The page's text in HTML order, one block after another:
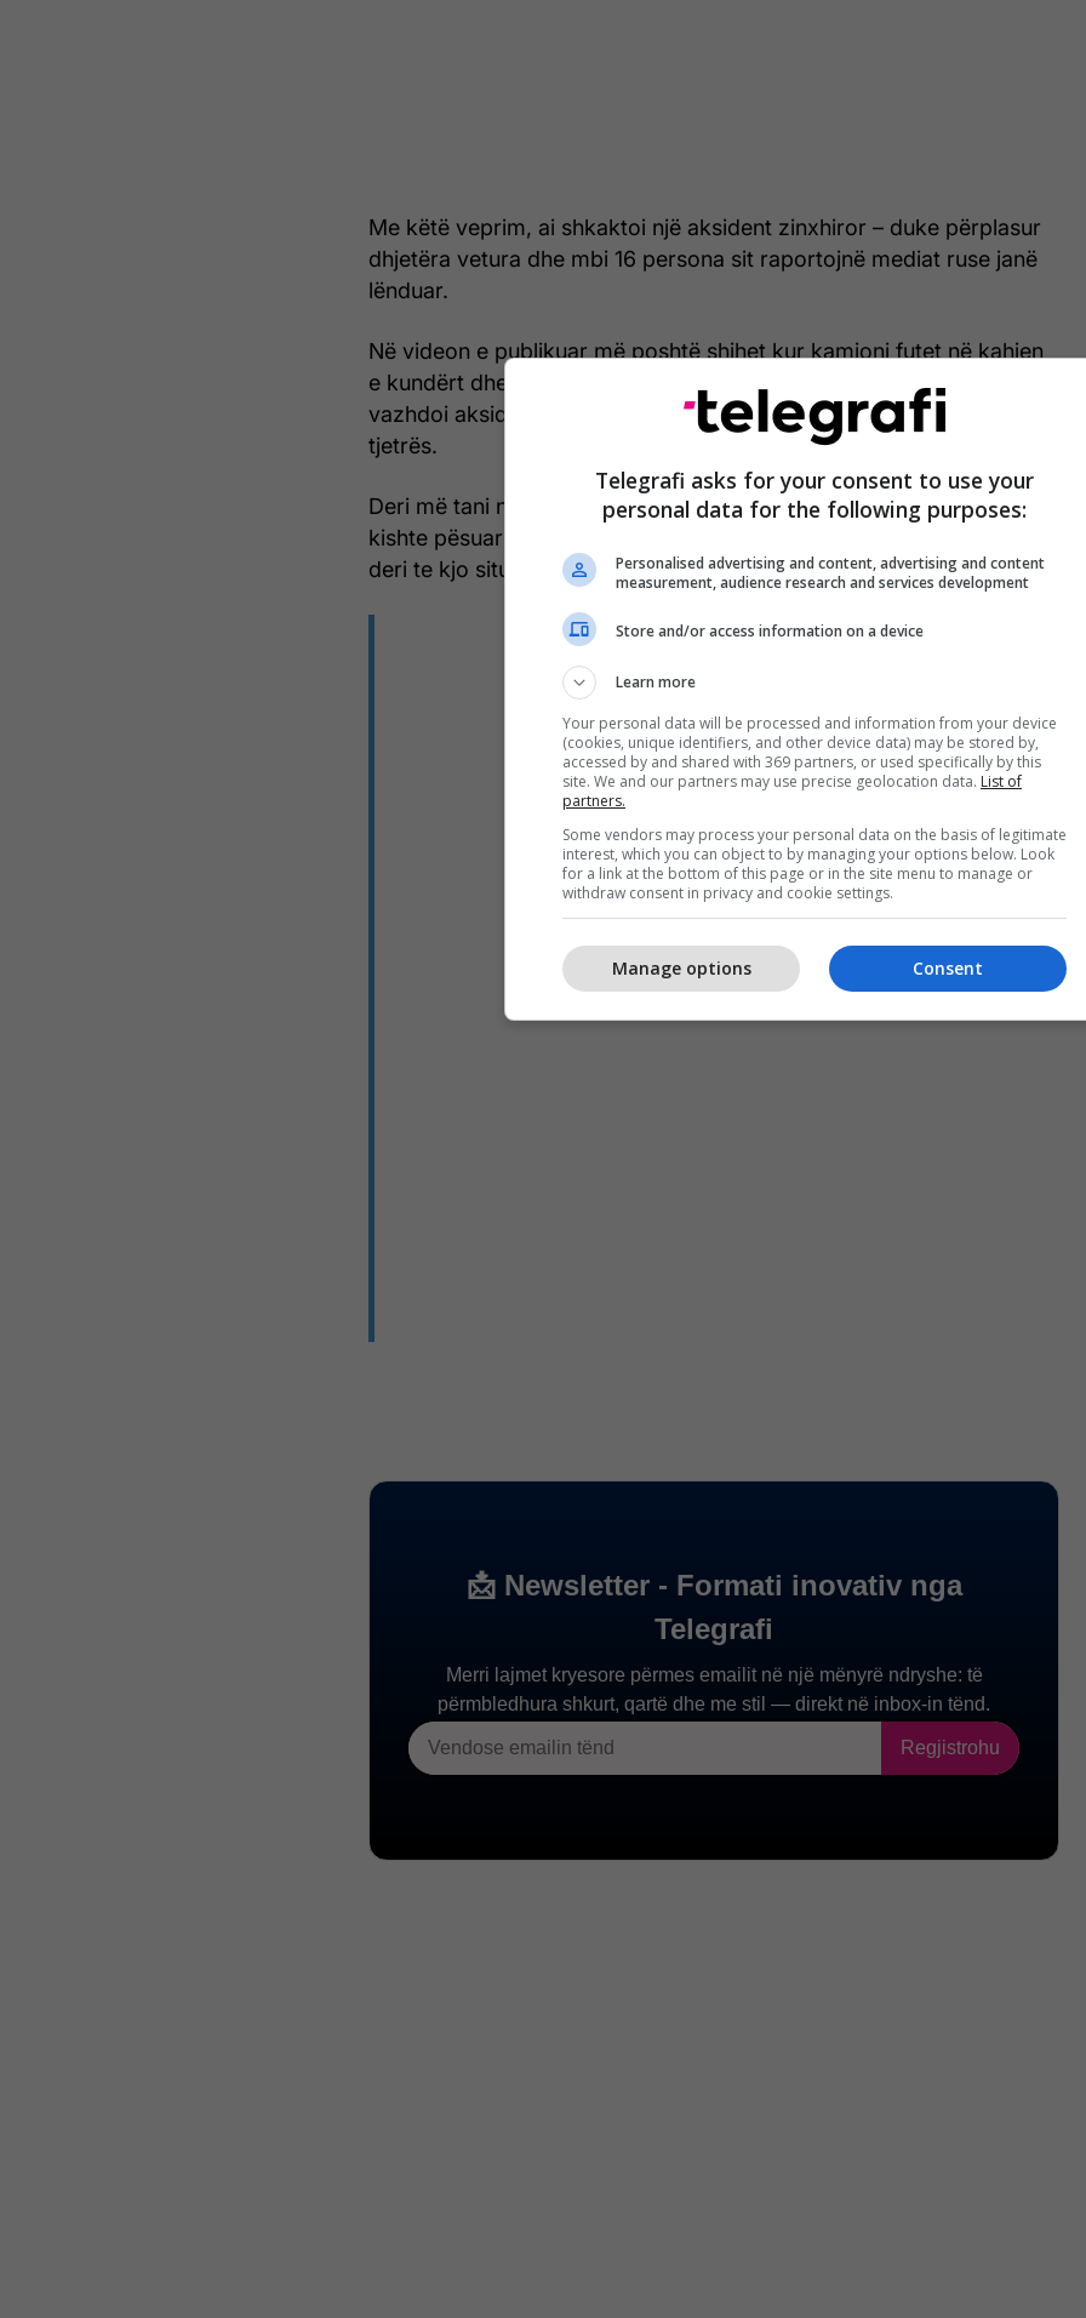
Me këtë veprim, ai shkaktoi një aksident zinxhiror – duke përplasur
dhjetëra vetura dhe mbi 16 persona sit raportojnë mediat ruse janë
lënduar.
Në videon e publikuar më poshtë shihet kur kamioni futet në kahjen
e kundërt dhe me shpejtësi të madhe godet veturat që më pas
vazhdoi aksidenti zinxhiror – pra mjetet përplaseshin njëra pas
tjetrës.
Deri më tani nuk dihet nëse shoferi i kamionit është arrestuar, apo
kishte pësuar ndonjë sulm në zemër a diçka të ngjashme që shpiu
deri te kjo situatë. /Telegrafi/
Telegrafi asks for your consent to use your
personal data for the following purposes:
Personalised advertising and content, advertising and content
measurement, audience research and services development
Store and/or access information on a device
Learn more
Your personal data will be processed and information from your device
(cookies, unique identifiers, and other device data) may be stored by,
accessed by and shared with 369 partners, or used specifically by this
site. We and our partners may use precise geolocation data. List of
partners.
Some vendors may process your personal data on the basis of legitimate
interest, which you can object to by managing your options below. Look
for a link at the bottom of this page or in the site menu to manage or
withdraw consent in privacy and cookie settings.
Consent
Manage options